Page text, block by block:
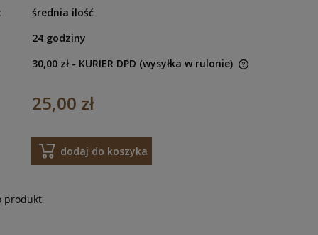
średnia ilość
24 godziny
30,00 zł - KURIER DPD (wysyłka w rulonie)
25,00 zł
dodaj do koszyka
produkt